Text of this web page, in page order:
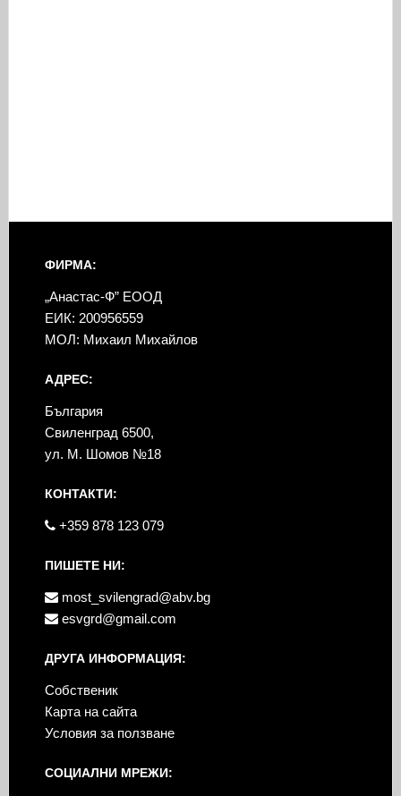
ФИРМА:
„Анастас-Ф” ЕООД
ЕИК: 200956559
МОЛ: Михаил Михайлов
АДРЕС:
България
Свиленград 6500,
ул. М. Шомов №18
КОНТАКТИ:
+359 878 123 079
ПИШЕТЕ НИ:
most_svilengrad@abv.bg
esvgrd@gmail.com
ДРУГА ИНФОРМАЦИЯ:
Собственик
Карта на сайта
Условия за ползване
СОЦИАЛНИ МРЕЖИ: